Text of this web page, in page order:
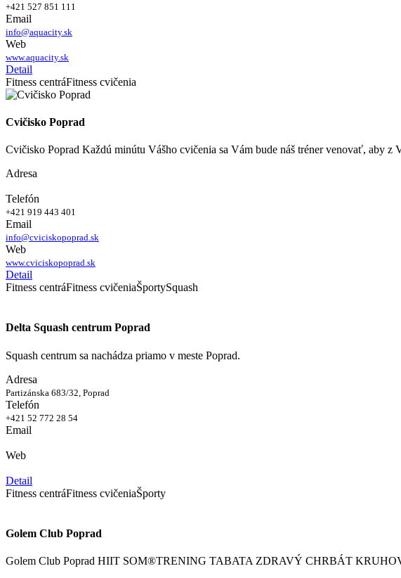
+421 527 851 111
Email
info@aquacity.sk
Web
www.aquacity.sk
Detail
Fitness centráFitness cvičenia
Cvičisko Poprad
Cvičisko Poprad Každú minútu Vášho cvičenia sa Vám bude náš tréner venovať, aby z
Adresa
Telefón
+421 919 443 401
Email
info@cviciskopoprad.sk
Web
www.cviciskopoprad.sk
Detail
Fitness centráFitness cvičeniaŠportySquash
Delta Squash centrum Poprad
Squash centrum sa nachádza priamo v meste Poprad.
Adresa
Partizánska 683/32, Poprad
Telefón
+421 52 772 28 54
Email
Web
Detail
Fitness centráFitness cvičeniaŠporty
Golem Club Poprad
Golem Club Poprad HIIT SOM®TRENING TABATA ZDRAVÝ CHRBÁT